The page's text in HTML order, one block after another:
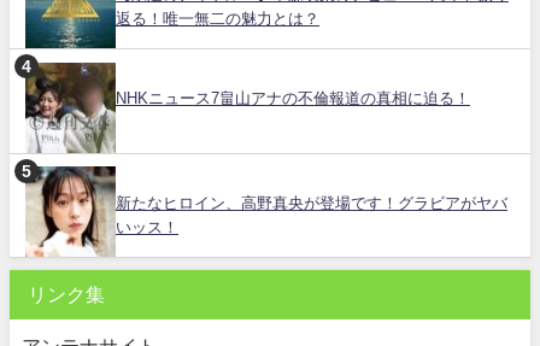
返る！唯一無二の魅力とは？
NHKニュース7畠山アナの不倫報道の真相に迫る！
新たなヒロイン、高野真央が登場です！グラビアがヤバ
いッス！
リンク集